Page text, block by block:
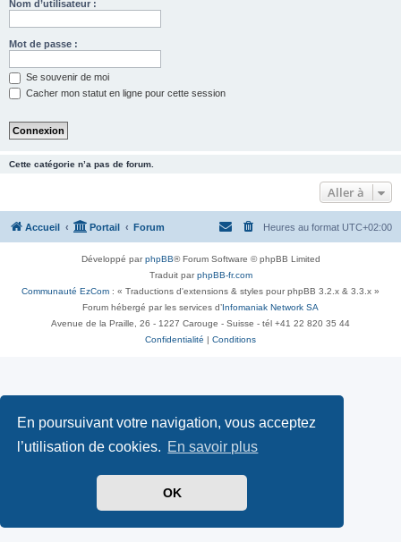
En poursuivant votre navigation, vous acceptez
l’utilisation de cookies. En savoir plus
OK
Nom d’utilisateur :
Mot de passe :
Se souvenir de moi
Cacher mon statut en ligne pour cette session
Cette catégorie n’a pas de forum.
Aller à
Accueil Portail Forum Heures au format UTC+02:00
Développé parphpBB® Forum Software © phpBB Limited
Traduit parphpBB-fr.com
Communauté EzCom : « Traductions d'extensions & styles pour phpBB 3.2.x & 3.3.x »
Forum hébergé par les services d’ Infomaniak Network SA
Avenue de la Praille, 26 - 1227 Carouge - Suisse - tél +41 22 820 35 44
Confidentialité
Conditions